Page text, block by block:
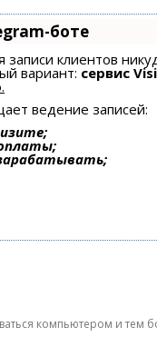
боте
клиентов
вариант: сервис
.
ведение записей:
компьютером и тем